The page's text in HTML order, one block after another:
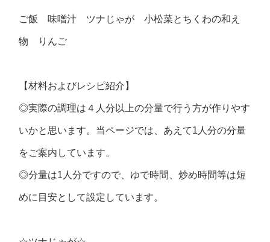
ご飯 味噌汁 ツナじゃが 小松菜とちくわの和え
物 りんご
【材料およびレシピ紹介】
◎実際の調理は４人分以上の分量で行う方が作りやす
いかと思います。当ページでは、あえて1人分の分量
をご案内しています。
◎分量は1人分ですので、ゆで時間、炒め時間等は短
めに目安として設定しています。